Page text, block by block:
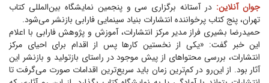
جوان آنلاین: در آستانه برگزاری سی و پنجمین نمایشگاه بین‌المللی کتاب
تهران، پنج کتاب پرخواننده انتشارات بنیاد سینمایی فارابی بازنشر می‌شود.
حمیدرضا بشیری‎ فراز مدیر مرکز انتشارات، آموزش و پژوهش فارابی با اعلام
این خبر گفت: «یکی از نخستین کار‌ها پس از اقدام برای احیای مرکز
انتشارات، بررسی محتوا‌های از پیش موجود در راستای بازتولید و بازنشر این
آثار بود. از این‌رو در کم‌ترین زمان باید سریع‌ترین اقدامات صورت می‌گرفت تا